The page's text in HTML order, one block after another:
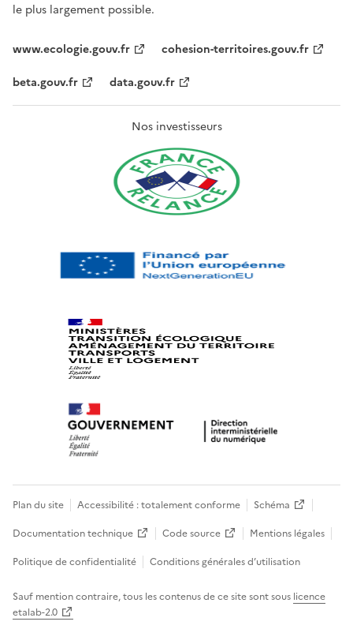
le plus largement possible.
www.ecologie.gouv.fr
cohesion-territoires.gouv.fr
beta.gouv.fr
data.gouv.fr
Nos investisseurs
Plan du site Accessibilité : totalement conforme
Schéma
Documentation technique
Code source
Mentions légales
Politique de confidentialité
Conditions générales d’utilisation
Sauf mention contraire, tous les contenus de ce site sont sous licence
etalab-2.0